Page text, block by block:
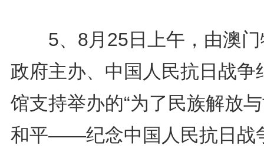
5、8月25日上午，由澳门
政府主办、中国人民抗日战争
馆支持举办的“为了民族解放
和平——纪念中国人民抗日战